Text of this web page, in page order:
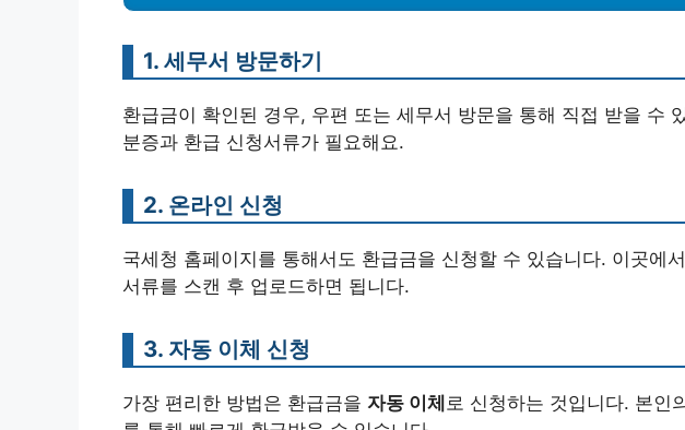
1. 세무서 방문하기
환급금이 확인된 경우, 우편 또는 세무서 방문을 통해 직접 받을 수
분증과 환급 신청서류가 필요해요.
2. 온라인 신청
국세청 홈페이지를 통해서도 환급금을 신청할 수 있습니다. 이곳에
서류를 스캔 후 업로드하면 됩니다.
3. 자동 이체 신청
가장 편리한 방법은 환급금을 자동 이체 로 신청하는 것입니다. 본인